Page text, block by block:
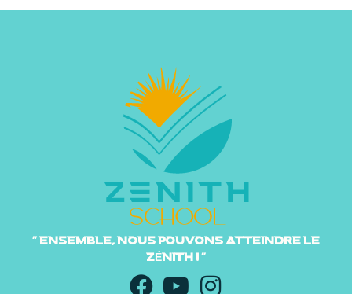
" ENSEMBLE, NOUS POUVONS ATTEINDRE LE
ZÉNITH ! "